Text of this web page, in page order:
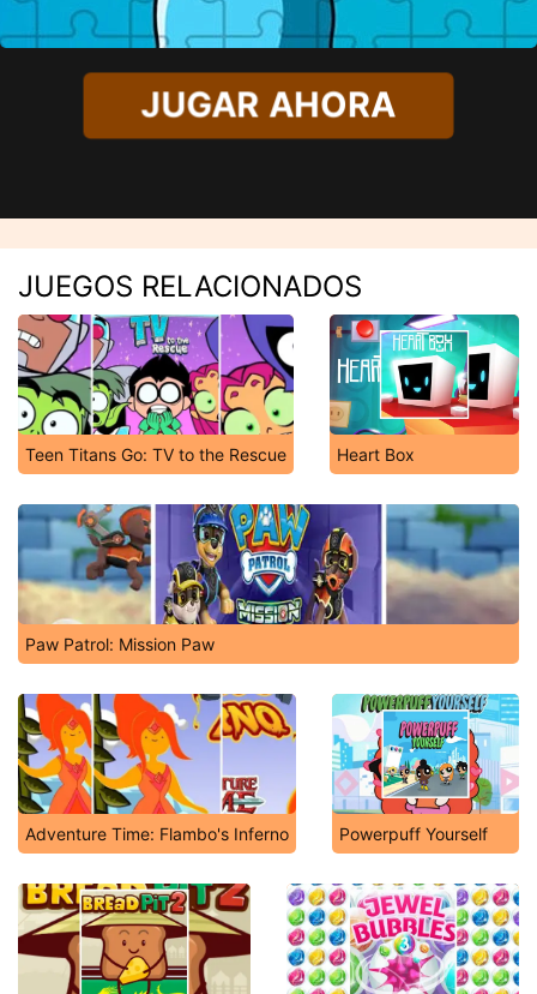
JUGAR AHORA
JUEGOS RELACIONADOS
Teen Titans Go: TV to the Rescue Heart Box
Paw Patrol: Mission Paw
Adventure Time: Flambo's Inferno Powerpuff Yourself